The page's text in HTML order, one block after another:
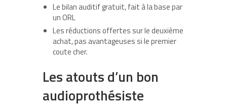
Le bilan auditif gratuit, fait à la base par
un ORL
Les réductions offertes sur le deuxième
achat, pas avantageuses si le premier
coute cher.
Les atouts d’un bon
audioprothésiste